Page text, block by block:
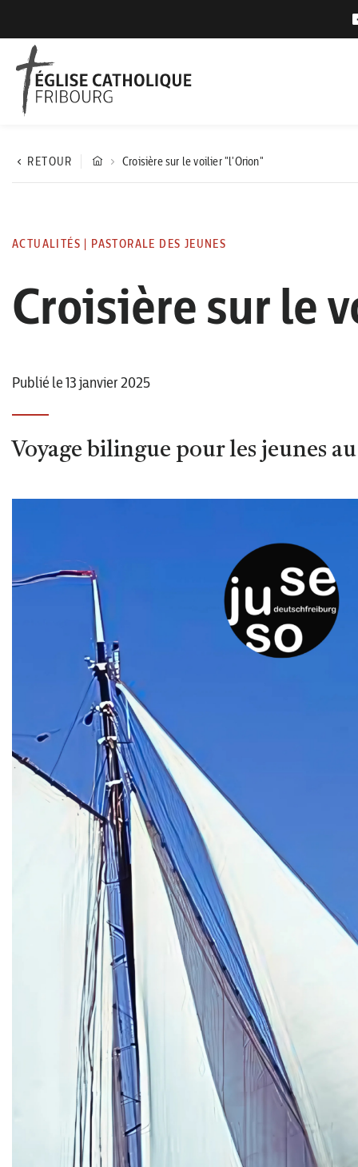
RETOUR Croisière sur le voilier "l'Orion"
ACTUALITÉS | PASTORALE DES JEUNES
Croisière sur le
Publié le 13 janvier 2025
Voyage bilingue pour les jeunes